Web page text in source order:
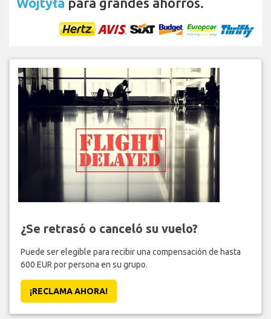
¿Se retrasó o canceló su vuelo?
Puede ser elegible para recibir una compensación de hasta
600 EUR por persona en su grupo.
¡RECLAMA AHORA!